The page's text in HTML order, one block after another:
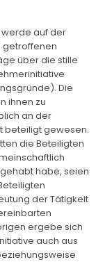
auf der
getroffenen
über die stille
Die
ihnen zu
an der
beteiligt gewesen.
die Beteiligten
habe, seien
der Tätigkeit
ergebe sich
auch aus